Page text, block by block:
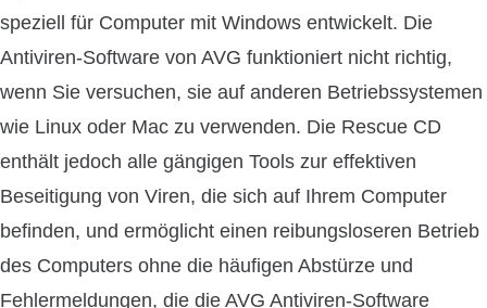
speziell für Computer mit Windows entwickelt. Die
Antiviren-Software von AVG funktioniert nicht richtig,
wenn Sie versuchen, sie auf anderen Betriebssystemen
wie Linux oder Mac zu verwenden. Die Rescue CD
enthält jedoch alle gängigen Tools zur effektiven
Beseitigung von Viren, die sich auf Ihrem Computer
befinden, und ermöglicht einen reibungsloseren Betrieb
des Computers ohne die häufigen Abstürze und
Fehlermeldungen, die die AVG Antiviren-Software